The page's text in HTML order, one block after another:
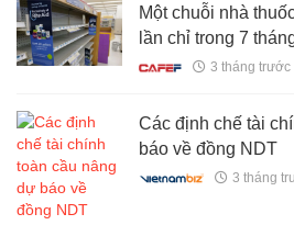
Một chuỗi nhà
lần chỉ trong 7
hơi’ vì quá khó khăn
3 tháng trước
Các định chế tài
báo về đồng NDT
3 tháng